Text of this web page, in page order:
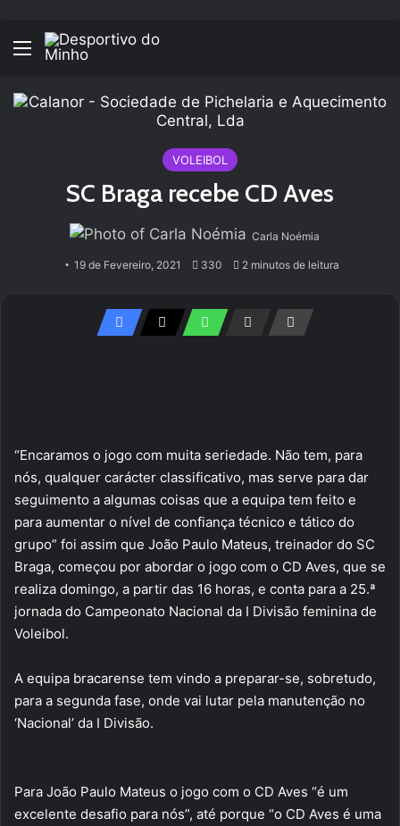
Menu
VOLEIBOL
SC Braga recebe CD Aves
Carla Noémia
19 de Fevereiro, 2021 330 2 minutos de leitura
“Encaramos o jogo com muita seriedade. Não tem, para
nós, qualquer carácter classificativo, mas serve para dar
seguimento a algumas coisas que a equipa tem feito e
para aumentar o nível de confiança técnico e tático do
grupo” foi assim que João Paulo Mateus, treinador do SC
Braga, começou por abordar o jogo com o CD Aves, que se
realiza domingo, a partir das 16 horas, e conta para a 25.ª
jornada do Campeonato Nacional da I Divisão feminina de
Voleibol.
A equipa bracarense tem vindo a preparar-se, sobretudo,
para a segunda fase, onde vai lutar pela manutenção no
‘Nacional’ da I Divisão.
Para João Paulo Mateus o jogo com o CD Aves “é um
excelente desafio para nós”, até porque “o CD Aves é uma